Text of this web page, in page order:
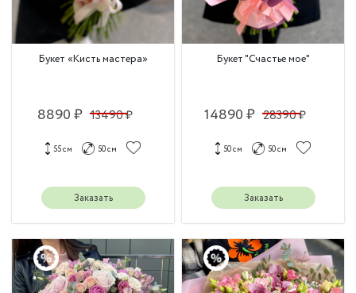
Букет «Кисть мастера»
8890 ₽ 13490 ₽
55 см 50 см
Заказать
Букет "Счастье мое"
14890 ₽ 28390 ₽
50 см 50 см
Заказать